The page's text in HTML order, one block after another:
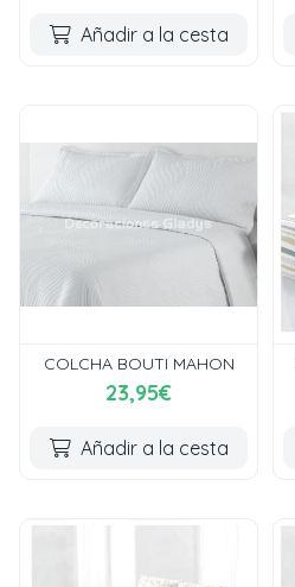
Añadir a la cesta
COLCHA BOUTI MAHON
23,95€
Añadir a la cesta